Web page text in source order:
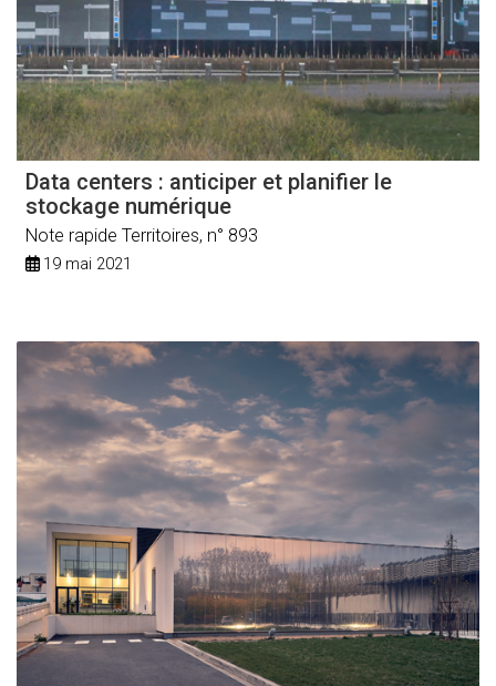
Data centers : anticiper et planifier le
stockage numérique
Note rapide Territoires, n° 893
19 mai 2021